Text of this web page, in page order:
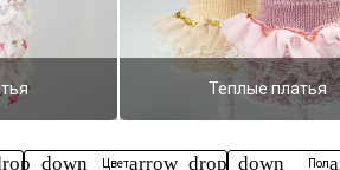
Теплые платья
Цветarrow_drop_down Пол